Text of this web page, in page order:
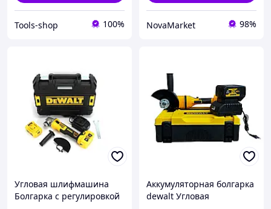
Tools-shop 100% NovaMarket 98%
Угловая шлифмашина
Болгарка с регулировкой
Аккумуляторная болгарка
dewalt Угловая